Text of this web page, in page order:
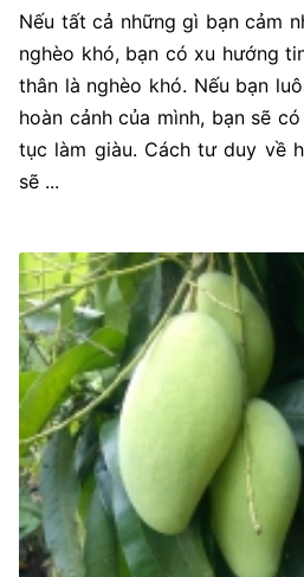
Nếu tất cả những gì bạn cảm
nghèo khó, bạn có xu hướng
thân là nghèo khó. Nếu bạn
hoàn cảnh của mình, bạn sẽ
tục làm giàu. Cách tư duy về
sẽ ...